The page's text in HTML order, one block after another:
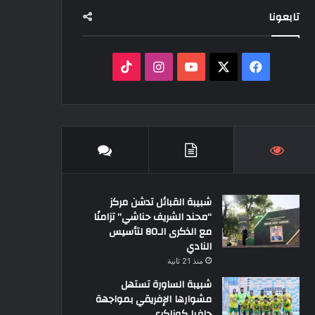
تابعونا
فيسبوك ‫YouTubeانستقرام
شبيبة القبائل تدشن مركز
“محند الشريف حناشي” تزامنًا
مع الذكرى الـ80 لتأسيس
النادي
منذ 21 ثانية
شبيبة الساورة تستهل
مشوارها الإفريقي بمواجهة